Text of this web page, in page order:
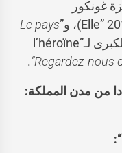
غونكور
Le pays
” (الحائزة على الجائزة الكبرى لـ”l’héroïne
Regardez-nous
“
.
من مدن المملكة:
“: